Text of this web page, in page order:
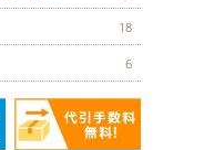
18
6